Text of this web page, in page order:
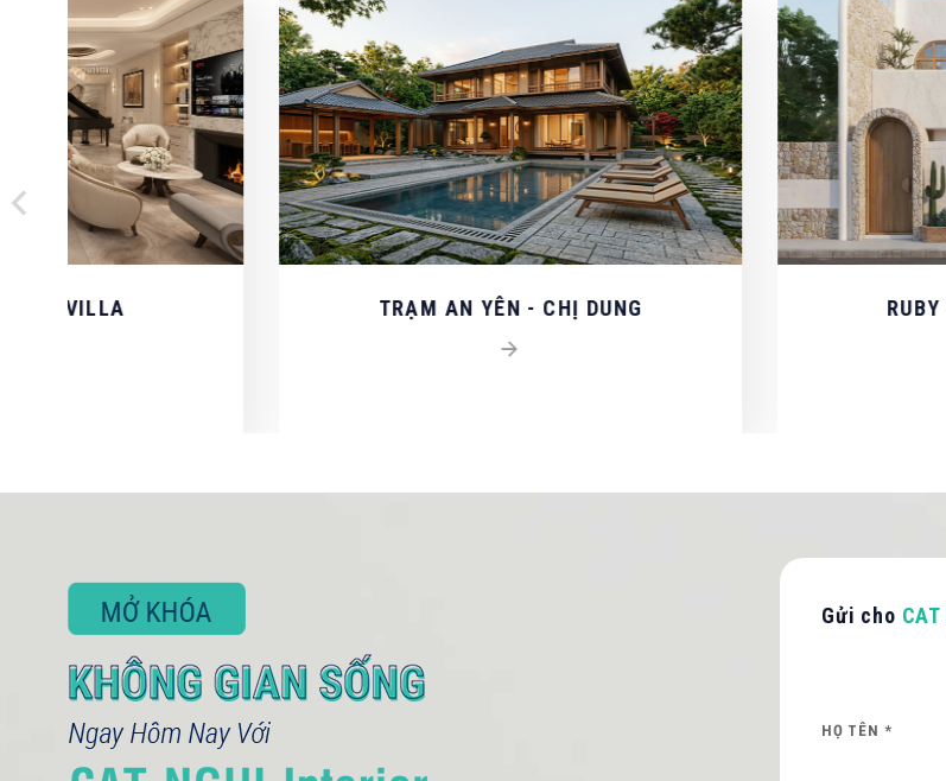
TRẠM AN YÊN - CHỊ DUNG RUBY VILLA - CHỊ NGỌC
Gửi cho CAT
HỌ TÊN *
LIÊN HỆ TƯ VẤN / BÁO GIÁ
Quý khách vui lòng cung cấp thông tin để CAT NGHI liên hệ hỗ trợ nhanh nhất.